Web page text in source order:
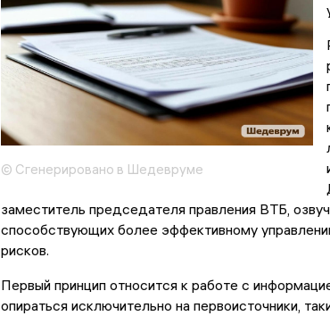
© Сгенерировано в Шедевруме
заместитель председателя правления ВТБ,
способствующих более эффективному
рисков.
Первый принцип относится к работе с
опираться исключительно на первоисточники,